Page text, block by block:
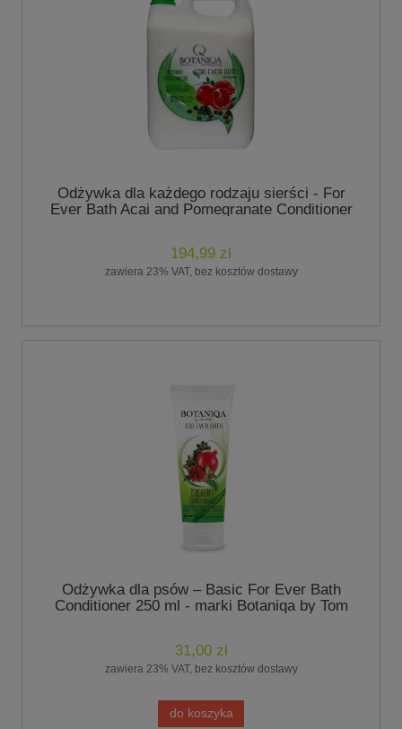
Odżywka dla każdego rodzaju sierści - For
Ever Bath Acai and Pomegranate Conditioner
194,99 zł
zawiera 23% VAT, bez kosztów dostawy
Odżywka dla psów – Basic For Ever Bath
Conditioner 250 ml - marki Botaniqa by Tom
31,00 zł
zawiera 23% VAT, bez kosztów dostawy
do koszyka